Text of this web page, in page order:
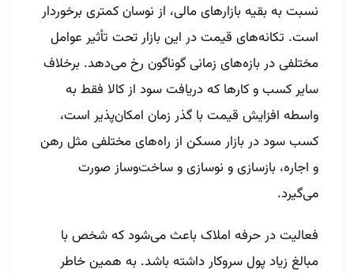
نسبت به بقیه بازارهای مالی، از نوسان کمتری برخوردار
است. تکانه‌های قیمت در این بازار تحت تأثیر عوامل
مختلفی در بازه‌های زمانی گوناگون رخ می‌دهد. برخلاف
سایر کسب و کارها که دریافت سود از کالا فقط به
واسطه افزایش قیمت با گذر زمان امکان‌پذیر است،
کسب سود در بازار مسکن از راه‌های مختلفی مثل رهن
و اجاره، بازسازی و نوسازی و ساخت‌وساز صورت
می‌گیرد.
فعالیت در حرفه املاک باعث می‌شود که شخص با
مبالغ زیاد پول سروکار داشته باشد. به همین خاطر